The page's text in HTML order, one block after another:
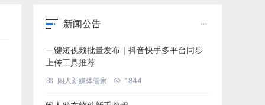
新闻公告
一键短视频批量发布｜抖音快手多平台同步
上传工具推荐
闲人新媒体管家 1844